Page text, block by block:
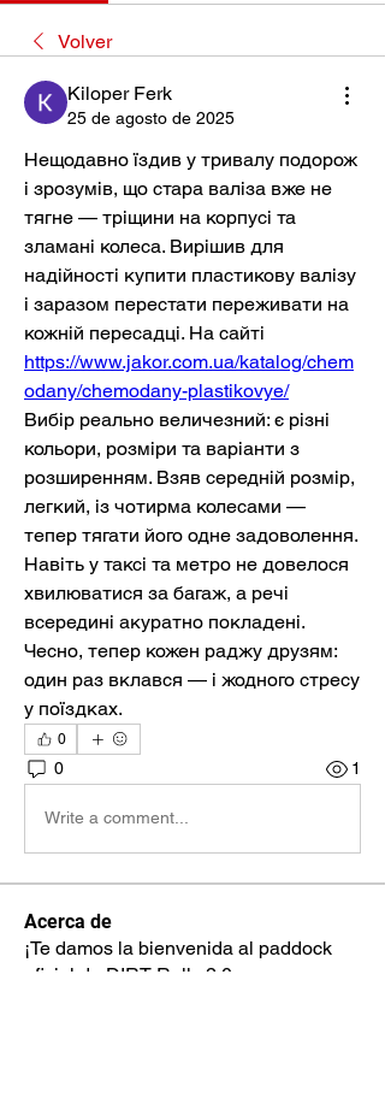
Volver
Kiloper Ferk
25 de agosto de 2025
Нещодавно їздив у тривалу подорож
і зрозумів, що стара валіза вже не
тягне — тріщини на корпусі та
зламані колеса. Вирішив для
надійності купити пластикову валізу
і заразом перестати переживати на
https://www.jakor.com.ua/katalog/chem
odany/chemodany-plastikovye/
Вибір реально величезний: є різні
кольори, розміри та варіанти з
розширенням. Взяв середній розмір,
легкий, із чотирма колесами —
тепер тягати його одне задоволення.
Навіть у таксі та метро не довелося
хвилюватися за багаж, а речі
всередині акуратно покладені.
Чесно, тепер кожен раджу друзям:
один раз вклався — і жодного стресу
у поїздках.
0
0 1
Write a comment...
Acerca de
¡Te damos la bienvenida al paddock
oficial de DIRT Rally 2.0